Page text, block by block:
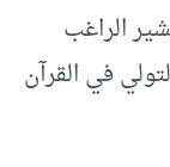
الراغب
في القرآن